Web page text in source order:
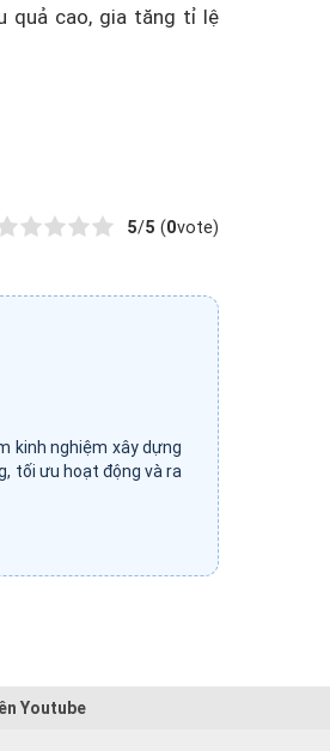
quả cao, gia tăng tỉ lệ
5/5 (0vote)
kinh nghiệm xây dựng
tối ưu hoạt động và ra
Youtube